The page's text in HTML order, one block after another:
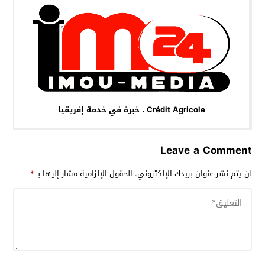
Crédit Agricole ، خبرة في خدمة إفريقيا
Leave a Comment
لن يتم نشر عنوان بريدك الإلكتروني. الحقول الإلزامية مشار إليها بـ*